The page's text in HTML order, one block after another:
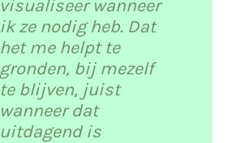
visualiseer wanneer
ik ze nodig heb. Dat
het me helpt te
gronden, bij mezelf
te blijven, juist
wanneer dat
uitdagend is